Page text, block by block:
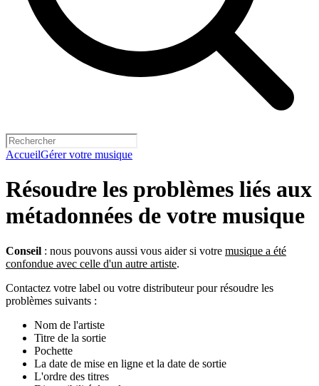
AccueilGérer votre musique
Résoudre les problèmes liés aux
métadonnées de votre musique
Conseil : nous pouvons aussi vous aider si votre musique a été
confondue avec celle d'un autre artiste.
Contactez votre label ou votre distributeur pour résoudre les
problèmes suivants :
Nom de l'artiste
Titre de la sortie
Pochette
La date de mise en ligne et la date de sortie
L'ordre des titres